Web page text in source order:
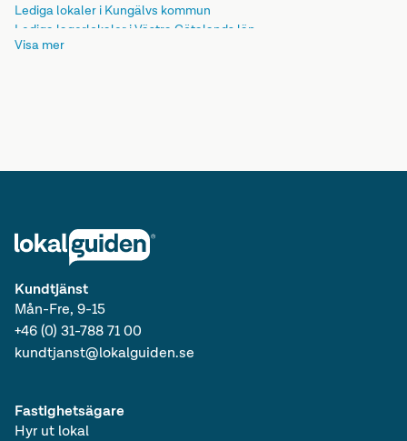
Lediga lokaler i Kungälvs kommun
Lediga lagerlokaler i Västra Götalands län
Lediga lokaler i Västra Götalands län
Visa mer
Kundtjänst
Mån-Fre, 9-15
+46 (0) 31-788 71 00
kundtjanst@lokalguiden.se
Fastighetsägare
Hyr ut lokal